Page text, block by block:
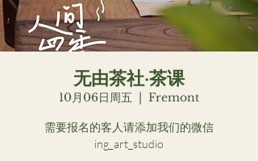
无由茶社·茶课
10月06日周五 Fremont
需要报名的客人请添加我们的微信
ing_art_studio